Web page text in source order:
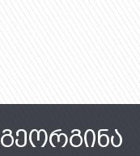
გეორგინა